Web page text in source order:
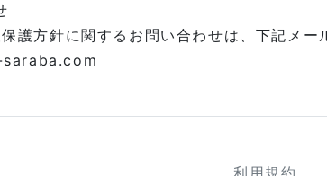
護方針に関するお問い合わせは、下記メー
利用規約